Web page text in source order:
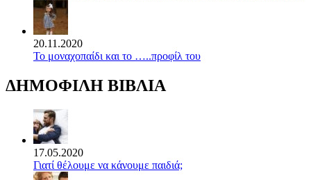
20.11.2020
Το μοναχοπαίδι και το …..προφίλ του
ΔΗΜΟΦΙΛΗ ΒΙΒΛΙΑ
17.05.2020
Γιατί θέλουμε να κάνουμε παιδιά;